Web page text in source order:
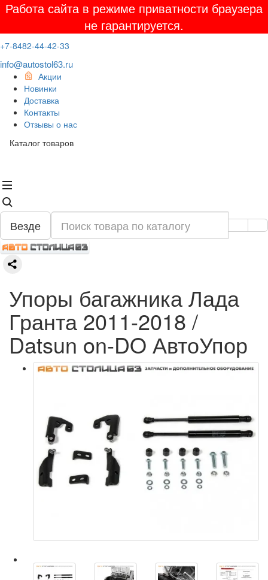
Работа сайта в режиме приватности браузера
не гарантируется.
+7-8482-44-42-33
info@autostol63.ru
Акции
Новинки
Доставка
Контакты
Отзывы о нас
Каталог товаров
Везде
Упоры багажника Лада
Гранта 2011-2018 /
Datsun on-DO АвтоУпор